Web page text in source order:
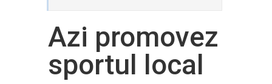
Azi promovez
sportul local